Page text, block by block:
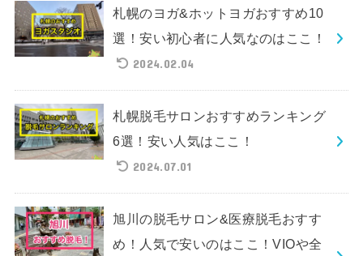
札幌のヨガ&ホットヨガおすすめ10
選！安い初心者に人気なのはここ！
2024.02.04
札幌脱毛サロンおすすめランキング
6選！安い人気はここ！
2024.07.01
旭川の脱毛サロン&医療脱毛おすす
め！人気で安いのはここ！VIOや全